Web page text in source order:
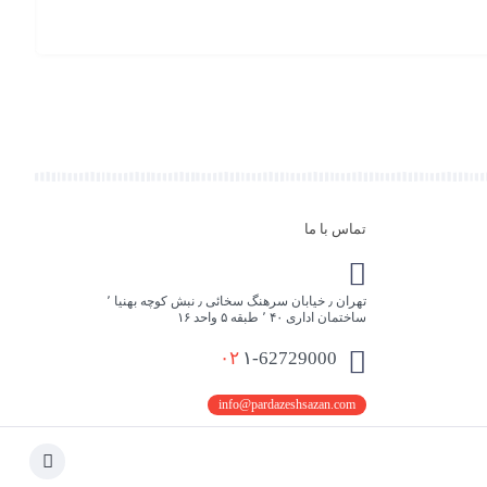
تماس با ما
تهران ٫ خیابان سرهنگ سخائی ٫ نبش کوچه بهنیا ٬
ساختمان اداری ۴۰ ٬ طبقه ۵ واحد ۱۶
۰۲ ۱-62729000
info@pardazeshsazan.com